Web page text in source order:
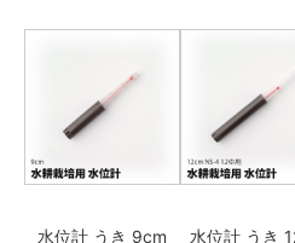
水位計 うき 9cm 水位計 うき